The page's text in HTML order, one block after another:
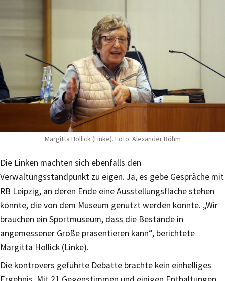
Margitta Hollick (Linke). Foto: Alexander Böhm
Die Linken machten sich ebenfalls den
Verwaltungsstandpunkt zu eigen. Ja, es gebe Gespräche mit
RB Leipzig, an deren Ende eine Ausstellungsfläche stehen
könnte, die von dem Museum genutzt werden könnte. „Wir
brauchen ein Sportmuseum, dass die Bestände in
angemessener Größe präsentieren kann“, berichtete
Margitta Hollick (Linke).
Die kontrovers geführte Debatte brachte kein einhelliges